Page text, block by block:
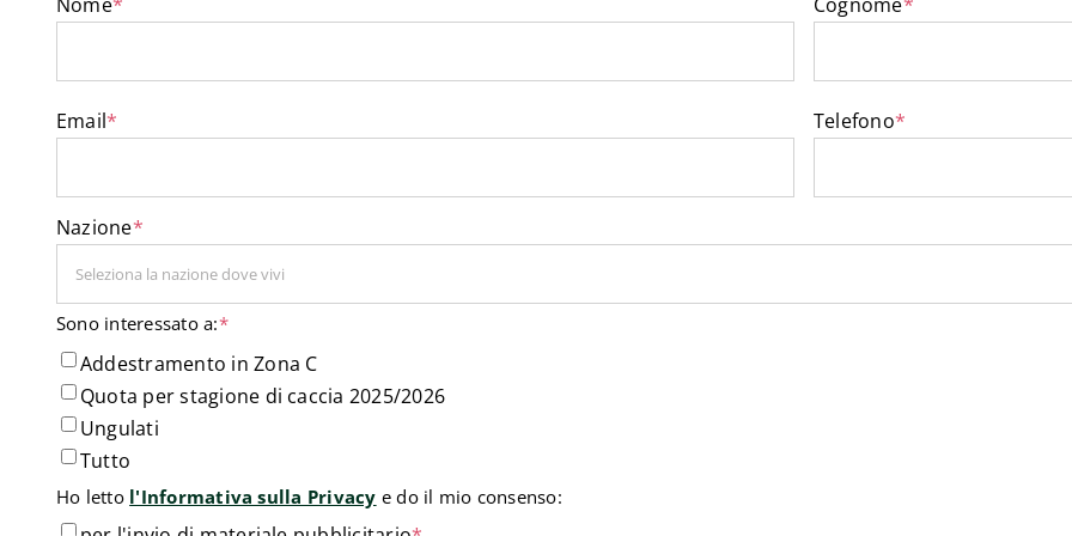
Email* Telefono*
Nazione*
Sono interessato a:*
Addestramento in Zona C
Quota per stagione di caccia 2025/2026
Ungulati
Tutto
Ho letto l'Informativa sulla Privacy e do il mio consenso:
per